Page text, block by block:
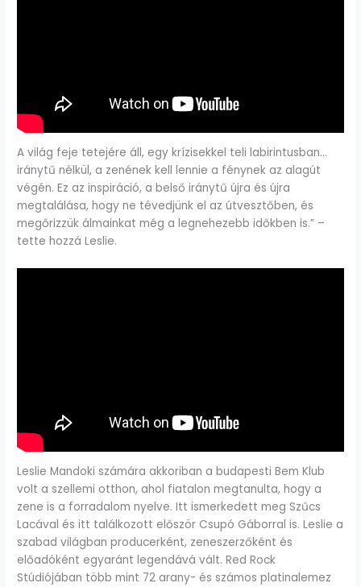
A világ feje tetejére áll, egy krízisekkel teli labirintusban…
iránytű nélkül, a zenének kell lennie a fénynek az alagút
végén. Ez az inspiráció, a belső iránytű újra és újra
megtalálása, hogy ne tévedjünk el az útvesztőben, és
megőrizzük álmainkat még a legnehezebb időkben is.” –
tette hozzá Leslie.
Leslie Mandoki számára akkoriban a budapesti Bem Klub
volt a szellemi otthon, ahol fiatalon megtanulta, hogy a
zene is a forradalom nyelve. Itt ismerkedett meg Szűcs
Lacával és itt találkozott először Csupó Gáborral is. Leslie a
szabad világban producerként, zeneszerzőként és
előadóként egyaránt legendává vált. Red Rock
Stúdiójában több mint 72 arany- és számos platinalemez